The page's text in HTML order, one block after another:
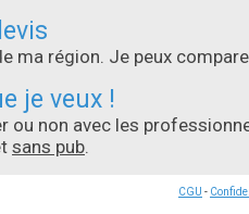
ma région. Je peux
je veux !
ou non avec les
sans pub.
CGU -